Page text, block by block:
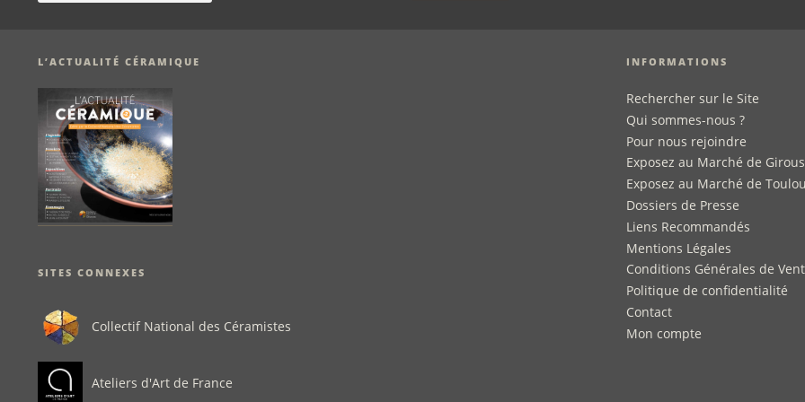
L’ACTUALITÉ CÉRAMIQUE
SITES CONNEXES
Collectif National des Céramistes
Ateliers d'Art de France
INFORMATIONS
Rechercher sur le Site
Qui sommes-nous ?
Pour nous rejoindre
Exposez au Marché de
Exposez au Marché de
Dossiers de Presse
Liens Recommandés
Mentions Légales
Conditions Générales de
Politique de confidentialité
Contact
Mon compte